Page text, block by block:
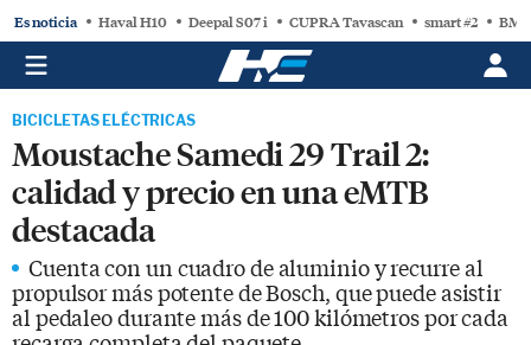
Es noticia Haval H10 Deepal S07 i CUPRA Tavascan smart #2
BICICLETAS ELÉCTRICAS
Moustache Samedi 29 Trail 2:
calidad y precio en una eMTB
destacada
Cuenta con un cuadro de aluminio y recurre al
propulsor más potente de Bosch, que puede asistir
al pedaleo durante más de 100 kilómetros por cada